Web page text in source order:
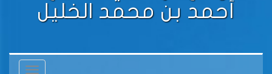
أحمد بن محمد الخليل
Toggle